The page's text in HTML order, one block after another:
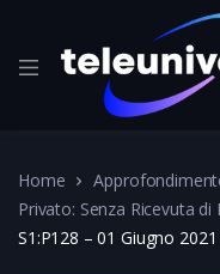
Home
Privato: Senza Ricevuta di
S1:P128 – 01 Giugno 2021